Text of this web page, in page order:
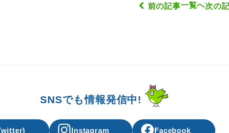
前の記事一覧へ次の
SNSでも情報発信中!
Instagram Facebook